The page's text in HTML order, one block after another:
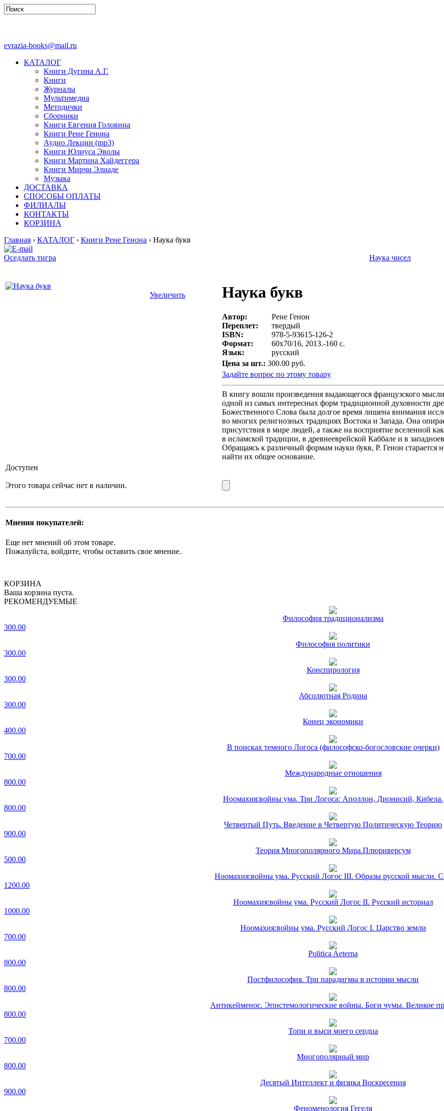
evrazia-books@mail.ru
КАТАЛОГ
Книги Дугина А.Г.
Книги
Журналы
Мультимедиа
Методички
Сборники
Книги Евгения Головина
Книги Рене Генона
Аудио Лекции (mp3)
Книги Юлиуса Эволы
Книги Мартина Хайдеггера
Книги Мирчи Элиаде
Музыка
ДОСТАВКА
СПОСОБЫ ОПЛАТЫ
ФИЛИАЛЫ
КОНТАКТЫ
КОРЗИНА
Главная › КАТАЛОГ › Книги Рене Генона › Наука букв
Оседлать тигра Наука чисел
Увеличить Наука букв
Автор:
Рене Генон
Переплет:
твердый
ISBN:
978-5-93615-126-2
Формат:
60х70/16, 2013.-160 с.
Язык:
русский
Цена за шт.: 300.00 руб.
Задайте вопрос по этому товару
В книгу вошли произведения выдающегося французского
одной из самых интересных форм традиционной духовности
Божественного Слова была долгое время лишена внимания
во многих религиозных традициях Востока и Запада. Она
присутствия в мире людей, а также на восприятие вселенной
в исламской традиции, в древнееврейской Каббале и в
Обращаясь к различный формам науки букв, Р. Генон
найти их общее основание.
Доступен
Этого товара сейчас нет в наличии.
Мнения покупателей:
Еще нет мнений об этом товаре.
Пожалуйста, войдите, чтобы оставить свое мнение.
КОРЗИНА
Ваша корзина пуста.
РЕКОМЕНДУЕМЫЕ
Философия традиционализма
300.00
Философия политики
300.00
Конспирология
300.00
Абсолютная Родина
300.00
Конец экономики
400.00
В поисках темного Логоса (философско-богословские очерки)
700.00
Международные отношения
800.00
Ноомахия:войны ума. Три Логоса: Аполлон, Дионисий, Кибела.
800.00
Четвертый Путь. Введение в Четвертую Политическую Теорию
900.00
Теория Многополярного Мира.Плюриверсум
500.00
Ноомахия:войны ума. Русский Логос III. Образы русской мысли.
1200.00
Ноомахия:войны ума. Русский Логос II. Русский историал
1000.00
Ноомахия:войны ума. Русский Логос I. Царство земли
700.00
Politica Aeterna
800.00
Постфилософия. Три парадигмы в истории мысли
800.00
Антикейменос. Эпистемологические войны. Боги чумы. Великое
800.00
Топи и выси моего сердца
700.00
Многополярный мир
800.00
Десятый Интеллект и физика Воскресения
900.00
Феноменология Гегеля